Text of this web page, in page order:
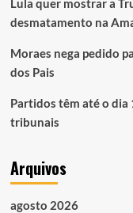
Lula quer mostrar a
desmatamento na
Moraes nega pedido
dos Pais
Partidos têm até o
tribunais
Arquivos
agosto 2026